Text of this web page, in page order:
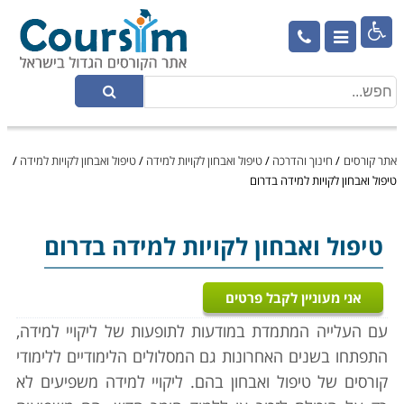

אתר קורסים / חינוך והדרכה /טיפול ואבחון לקויות למידה /טיפול ואבחון לקויות למידה /
טיפול ואבחון לקויות למידה בדרום
טיפול ואבחון לקויות למידה בדרום
אני מעוניין לקבל פרטים
עם העלייה המתמדת במודעות לתופעות של ליקויי למידה,
התפתחו בשנים האחרונות גם המסלולים הלימודיים ללימודי
קורסים של טיפול ואבחון בהם. ליקויי למידה משפיעים לא